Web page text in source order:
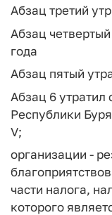
Абзац третий
Абзац
года
Абзац пятый
Абзац 6 утратил
Республики
V;
организации -
части налога,
которого